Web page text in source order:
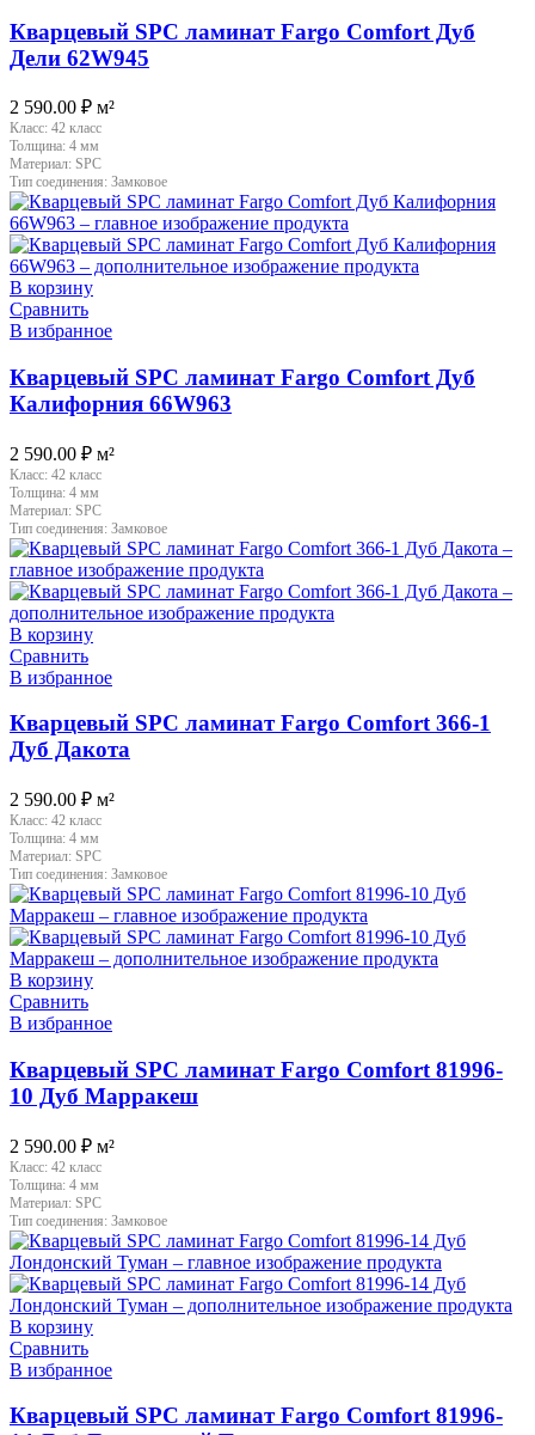
Кварцевый SPC ламинат Fargo Comfort Дуб
Дели 62W945
2 590.00 ₽ м²
Класс: 42 класс
Толщина: 4 мм
Материал: SPC
Тип соединения: Замковое
В корзину
Сравнить
В избранное
Кварцевый SPC ламинат Fargo Comfort Дуб
Калифорния 66W963
2 590.00 ₽ м²
Класс: 42 класс
Толщина: 4 мм
Материал: SPC
Тип соединения: Замковое
В корзину
Сравнить
В избранное
Кварцевый SPC ламинат Fargo Comfort 366-1
Дуб Дакота
2 590.00 ₽ м²
Класс: 42 класс
Толщина: 4 мм
Материал: SPC
Тип соединения: Замковое
В корзину
Сравнить
В избранное
Кварцевый SPC ламинат Fargo Comfort 81996-
10 Дуб Марракеш
2 590.00 ₽ м²
Класс: 42 класс
Толщина: 4 мм
Материал: SPC
Тип соединения: Замковое
В корзину
Сравнить
В избранное
Кварцевый SPC ламинат Fargo Comfort 81996-